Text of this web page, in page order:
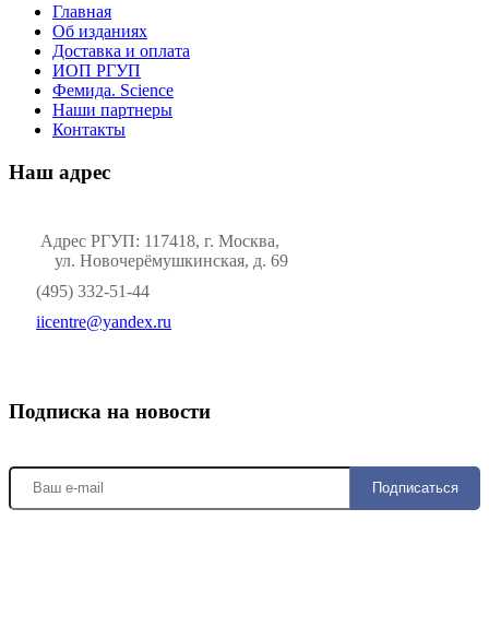
Главная
Об изданиях
Доставка и оплата
ИОП РГУП
Фемида. Science
Наши партнеры
Контакты
Наш адрес
Адрес РГУП: 117418, г. Москва,
ул. Новочерёмушкинская, д. 69
(495) 332-51-44
iicentre@yandex.ru
Подписка на новости
Подписаться